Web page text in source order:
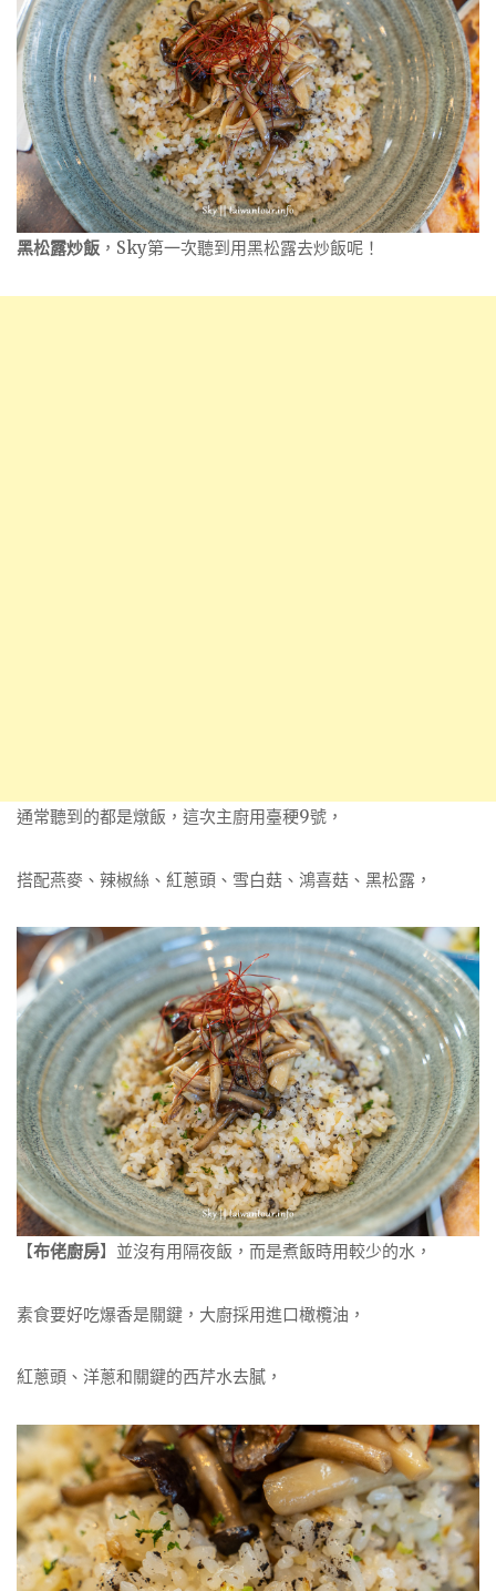
黑松露炒飯 ，Sky第一次聽到用黑松露去炒飯呢！
通常聽到的都是燉飯，這次主廚用臺稉9號，
搭配燕麥、辣椒絲、紅蔥頭、雪白菇、鴻喜菇、黑松露，
【布佬廚房】並沒有用隔夜飯，而是煮飯時用較少的水，
素食要好吃爆香是關鍵，大廚採用進口橄欖油，
紅蔥頭、洋蔥和關鍵的西芹水去膩，